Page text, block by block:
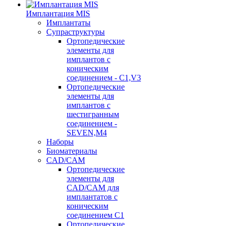
Имплантация MIS
Имплантаты
Супраструктуры
Ортопедические
элементы для
имплантов с
коническим
соединением - C1,V3
Ортопедические
элементы для
имплантов с
шестигранным
соединением -
SEVEN,M4
Наборы
Биоматериалы
CAD/CAM
Ортопедические
элементы для
CAD/CAM для
имплантатов с
коническим
соединением С1
Ортопедические